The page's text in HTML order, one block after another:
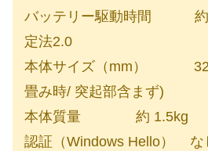
バッテリー駆動時間 約
定法2.0
本体サイズ（mm）
畳み時/ 突起部含まず)
本体質量 約 1.5kg
認証（Windows Hello） な